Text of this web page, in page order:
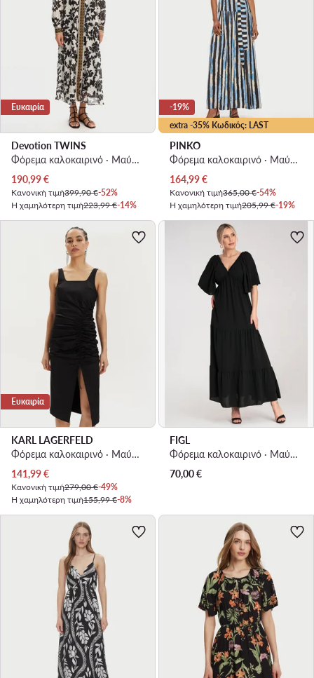
Ευκαιρία
Devotion TWINS
Φόρεμα καλοκαιρινό · Μαύρο · Midi
Τρέχουσα τιμή
190,99€
Κανονική τιμή399,90 €-52%
Η χαμηλότερη τιμή223,99 €-14%
extra -35% Κωδικός: LAST
-19%
PINKO
Φόρεμα καλοκαιρινό · Μαύρο · Maxi
Τρέχουσα τιμή
164,99€
Κανονική τιμή365,00 €-54%
Η χαμηλότερη τιμή205,99 €-19%
Ευκαιρία
KARL LAGERFELD
Φόρεμα καλοκαιρινό · Μαύρο · Midi
Τρέχουσα τιμή
141,99€
Κανονική τιμή279,00 €-49%
Η χαμηλότερη τιμή155,99 €-8%
FIGL
Φόρεμα καλοκαιρινό · Μαύρο · Maxi
70,00€